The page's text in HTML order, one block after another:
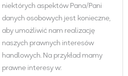
niektórych aspektów Pana/Pani
danych osobowych jest konieczne,
aby umożliwić nam realizację
naszych prawnych interesów
handlowych. Na przykład mamy
prawne interesy w: